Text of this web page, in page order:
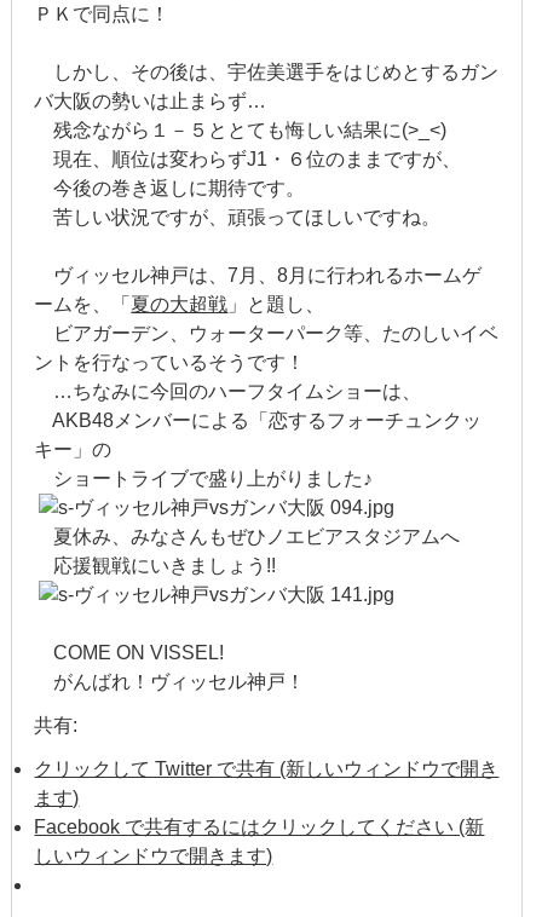
2019年2月
2019年1月
2018年12月
2018年10月
2018年9月
2018年8月
2018年6月
2018年5月
2018年3月
2018年1月
2017年12月
ＰＫで同点に！
しかし、その後は、宇佐美選手をはじめとするガン
バ大阪の勢いは止まらず…
残念ながら１－５ととても悔しい結果に(>_<)
現在、順位は変わらずJ1・６位のままですが、
今後の巻き返しに期待です。
苦しい状況ですが、頑張ってほしいですね。
ヴィッセル神戸は、7月、8月に行われるホームゲ
ームを、「 夏の大超戦 」と題し、
ビアガーデン、ウォーターパーク等、たのしいイベ
ントを行なっているそうです！
…ちなみに今回のハーフタイムショーは、
AKB48メンバーによる「恋するフォーチュンクッ
キー」の
ショートライブで盛り上がりました♪
夏休み、みなさんもぜひノエビアスタジアムへ
応援観戦にいきましょう!!
COME ON VISSEL!
がんばれ！ヴィッセル神戸！
共有:
クリックして Twitter で共有 (新しいウィンドウで開き
ます)
Facebook で共有するにはクリックしてください (新
しいウィンドウで開きます)